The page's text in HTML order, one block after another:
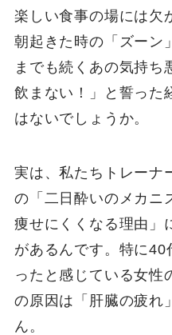
楽しい食事の場には欠
朝起きた時の「ズーン
までも続くあの気持
飲まない！」と誓った
はないでしょうか。
実は、私たちトレーナ
の「二日酔いのメカニ
痩せにくくなる理由」
があるんです。特に40
ったと感じている女性
の原因は「肝臓の疲れ
ん。